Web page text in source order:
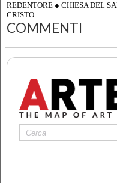
REDENTORE ● CHIESA DEL
CRISTO
COMMENTI